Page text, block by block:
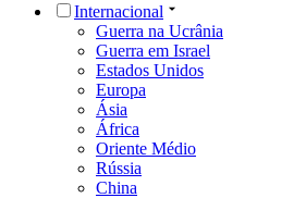
Internacional
Guerra na Ucrânia
Guerra em Israel
Estados Unidos
Europa
Ásia
África
Oriente Médio
Rússia
China